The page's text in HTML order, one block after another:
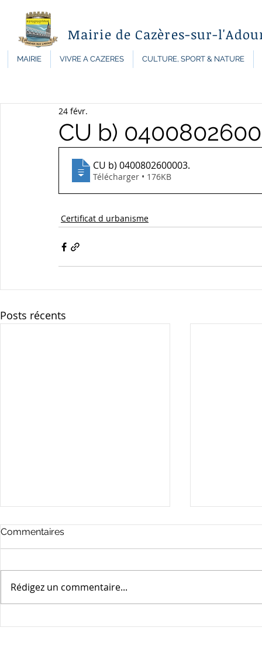
Mairie de Cazères-sur-
MAIRIE VIVRE A CAZERES CULTURE, SPORT & NATURE
CU b)
24 févr.
CU b) 0400802600003.
Télécharger • 176KB
Certificat d urbanisme
Posts récents
Certificat d'Urbanisme 27 Certificat
Commentaires
Rédigez un commentaire...